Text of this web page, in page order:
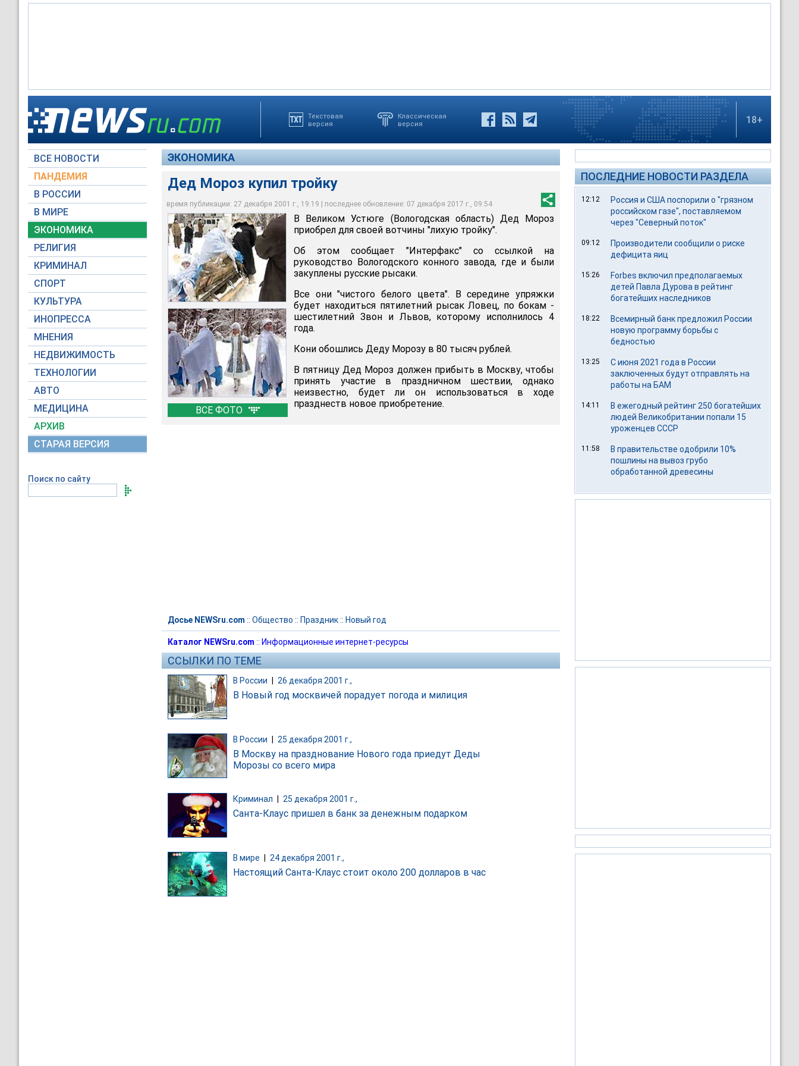
Текстовая
версия
Классическая
версия
18+
ВСЕ НОВОСТИ
ПАНДЕМИЯ
В РОССИИ
В МИРЕ
ЭКОНОМИКА
РЕЛИГИЯ
КРИМИНАЛ
СПОРТ
КУЛЬТУРА
ИНОПРЕССА
МНЕНИЯ
НЕДВИЖИМОСТЬ
ТЕХНОЛОГИИ
АВТО
МЕДИЦИНА
АРХИВ
СТАРАЯ ВЕРСИЯ
Поиск по сайту
ЭКОНОМИКА
Дед Мороз купил тройку
время публикации: 27 декабря 2001 г., 19:19 | последнее обновление: 07 декабря 2017 г., 09:54
ВСЕ ФОТО
Дед Мороз купил тройку
Архив NTVRU.com
Дед Мороз купил тройку
Архив NTVRU.com
Дед Мороз купил тройку
Архив NTVRU.com
В Великом Устюге (Вологодская область) Дед Мороз
приобрел для своей вотчины "лихую тройку".
Об этом сообщает "Интерфакс" со ссылкой на
руководство Вологодского конного завода, где и были
закуплены русские рысаки.
Все они "чистого белого цвета". В середине упряжки
будет находиться пятилетний рысак Ловец, по бокам -
шестилетний Звон и Львов, которому исполнилось 4
года.
Кони обошлись Деду Морозу в 80 тысяч рублей.
В пятницу Дед Мороз должен прибыть в Москву, чтобы
принять участие в праздничном шествии, однако
неизвестно, будет ли он использоваться в ходе
празднеств новое приобретение.
Досье NEWSru.com :: Общество :: Праздник:: Новый год
Каталог NEWSru.com :: Информационные интернет-ресурсы
ССЫЛКИ ПО ТЕМЕ
В России 26 декабря 2001 г.,
В Новый год москвичей порадует погода и милиция
В России 25 декабря 2001 г.,
В Москву на празднование Нового года приедут Деды
Морозы со всего мира
Криминал 25 декабря 2001 г.,
Санта-Клаус пришел в банк за денежным подарком
В мире 24 декабря 2001 г.,
Настоящий Санта-Клаус стоит около 200 долларов в час
ПОСЛЕДНИЕ НОВОСТИ РАЗДЕЛА
12:12
Россия и США поспорили о "грязном
российском газе", поставляемом
через "Северный поток"
09:12
Производители сообщили о риске
дефицита яиц
15:26
Forbes включил предполагаемых
детей Павла Дурова в рейтинг
богатейших наследников
18:22
Всемирный банк предложил России
новую программу борьбы с
бедностью
13:25
С июня 2021 года в России
заключенных будут отправлять на
работы на БАМ
14:11
В ежегодный рейтинг 250 богатейших
людей Великобритании попали 15
уроженцев СССР
11:58
В правительстве одобрили 10%
пошлины на вывоз грубо
обработанной древесины